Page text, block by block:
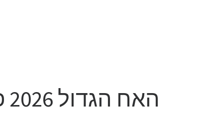
האח הגדול 2026 פרק 64 לצפייה ישירה